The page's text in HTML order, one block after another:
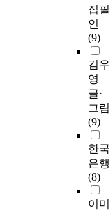
집필
인
(9)
김우
영
글·
그림
(9)
한국
은행
(8)
이미